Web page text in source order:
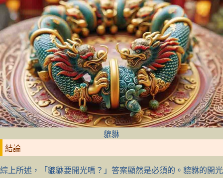
貔貅
結論
綜上所述，「貔貅要開光嗎？」答案顯然是必須的。貔貅的開光